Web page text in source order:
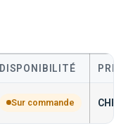
DISPONIBILITÉ
Sur commande CHF